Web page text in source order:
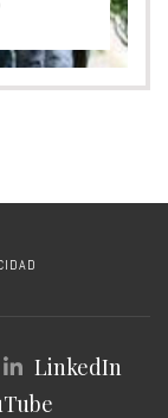
LinkedIn